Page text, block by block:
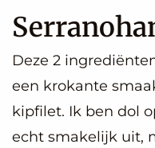
Deze 2
een krokante
kipfilet. Ik ben dol
echt smakelijk uit,